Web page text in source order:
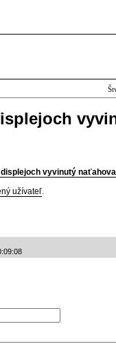
displejoch vyvinutý
užívateľ.